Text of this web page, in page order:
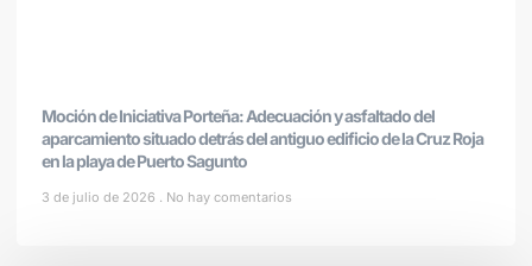
Moción de Iniciativa Porteña: Adecuación y asfaltado del
aparcamiento situado detrás del antiguo edificio de la Cruz Roja
en la playa de Puerto Sagunto
3 de julio de 2026 No hay comentarios